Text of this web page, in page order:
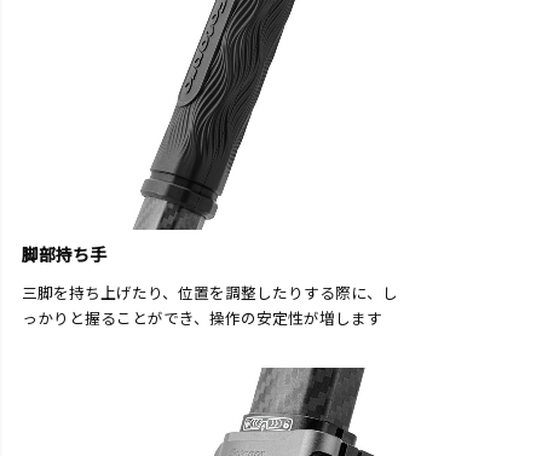
脚部持ち手
三脚を持ち上げたり、位置を調整したりする際に、し
っかりと握ることができ、操作の安定性が増します